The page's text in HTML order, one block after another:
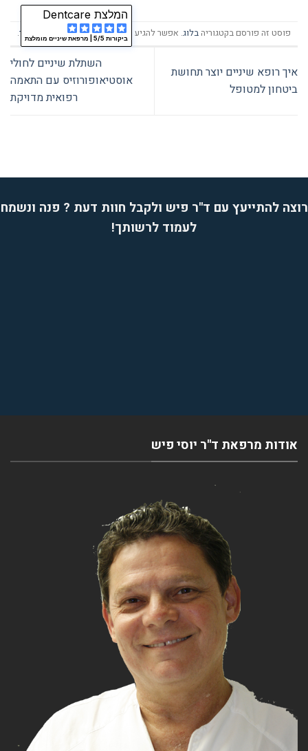
פוסט זה פורסם בקטגוריהבלוג. אפשר להגיע ישירות לפוסט זהעם קישור ישיר.
המלצת Dentcare
ביקורות 5/5 | מרפאת שיניים מומלצת
איך רופא שיניים יוצר תחושת
ביטחון למטופל
השתלת שיניים לחולי
אוסטיאופורוזיס עם התאמה
רפואית מדויקת
רוצה להתייעץ עם ד''ר פיש ולקבל חוות דעת ? פנה ונשמח
לעמוד לרשותך!
אודות מרפאת ד''ר יוסי פיש